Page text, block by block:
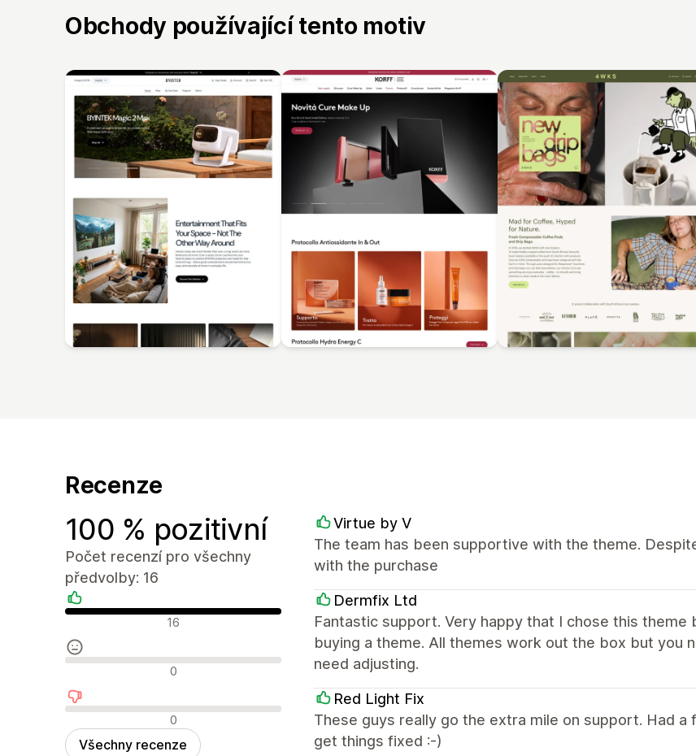
Obchody používající tento motiv
Recenze
100 % pozitivní
Počet recenzí pro všechny
předvolby: 16
Pozitivní recenze16
Neutrální recenze0
Negativní recenze0
Všechny recenze
Virtue by V
The team has been supportive with the theme.
with the purchase
Dermfix Ltd
Fantastic support. Very happy that I chose this
buying a theme. All themes work out the box but you
need adjusting.
Red Light Fix
These guys really go the extra mile on support. Had
get things fixed :-)